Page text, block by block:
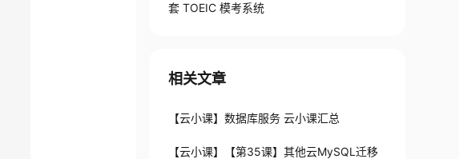
套 TOEIC 模考系统
相关文章
【云小课】数据库服务 云小课汇总
【云小课】【第35课】其他云MySQL迁移